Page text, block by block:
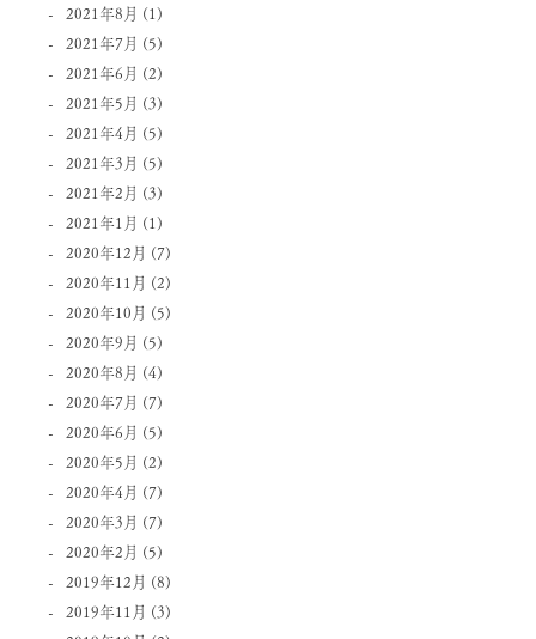
2021年8月 (1)
2021年7月 (5)
2021年6月 (2)
2021年5月 (3)
2021年4月 (5)
2021年3月 (5)
2021年2月 (3)
2021年1月 (1)
2020年12月 (7)
2020年11月 (2)
2020年10月 (5)
2020年9月 (5)
2020年8月 (4)
2020年7月 (7)
2020年6月 (5)
2020年5月 (2)
2020年4月 (7)
2020年3月 (7)
2020年2月 (5)
2019年12月 (8)
2019年11月 (3)